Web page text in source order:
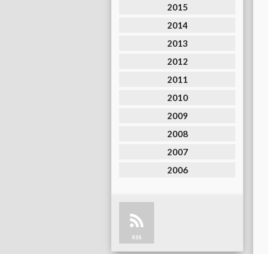
2015
2014
2013
2012
2011
2010
2009
2008
2007
2006
RSS